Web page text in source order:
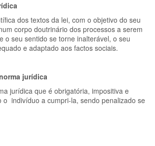
dos textos da lei, com o objetivo do seu
corpo doutrinário dos processos a serem
o seu sentido se torne inalterável, o seu
e adaptado aos factos sociais.
jurídica
jurídica que é obrigatória, impositiva e
o indivíduo a cumpri-la, sendo penalizado se